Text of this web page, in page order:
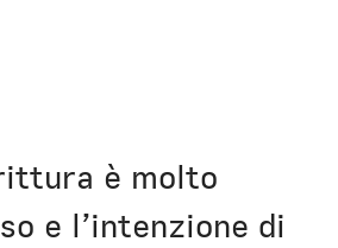
è molto
e l’intenzione di